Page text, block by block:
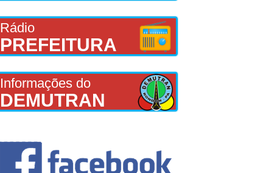
Rádio
PREFEITURA
Informações do
DEMUTRAN